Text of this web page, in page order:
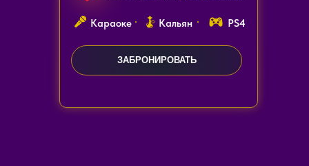
ЗАКАЗАТЬ ЗВОНОК
ЗАБРОНИРОВАТЬ
Караоке Кальян PS4